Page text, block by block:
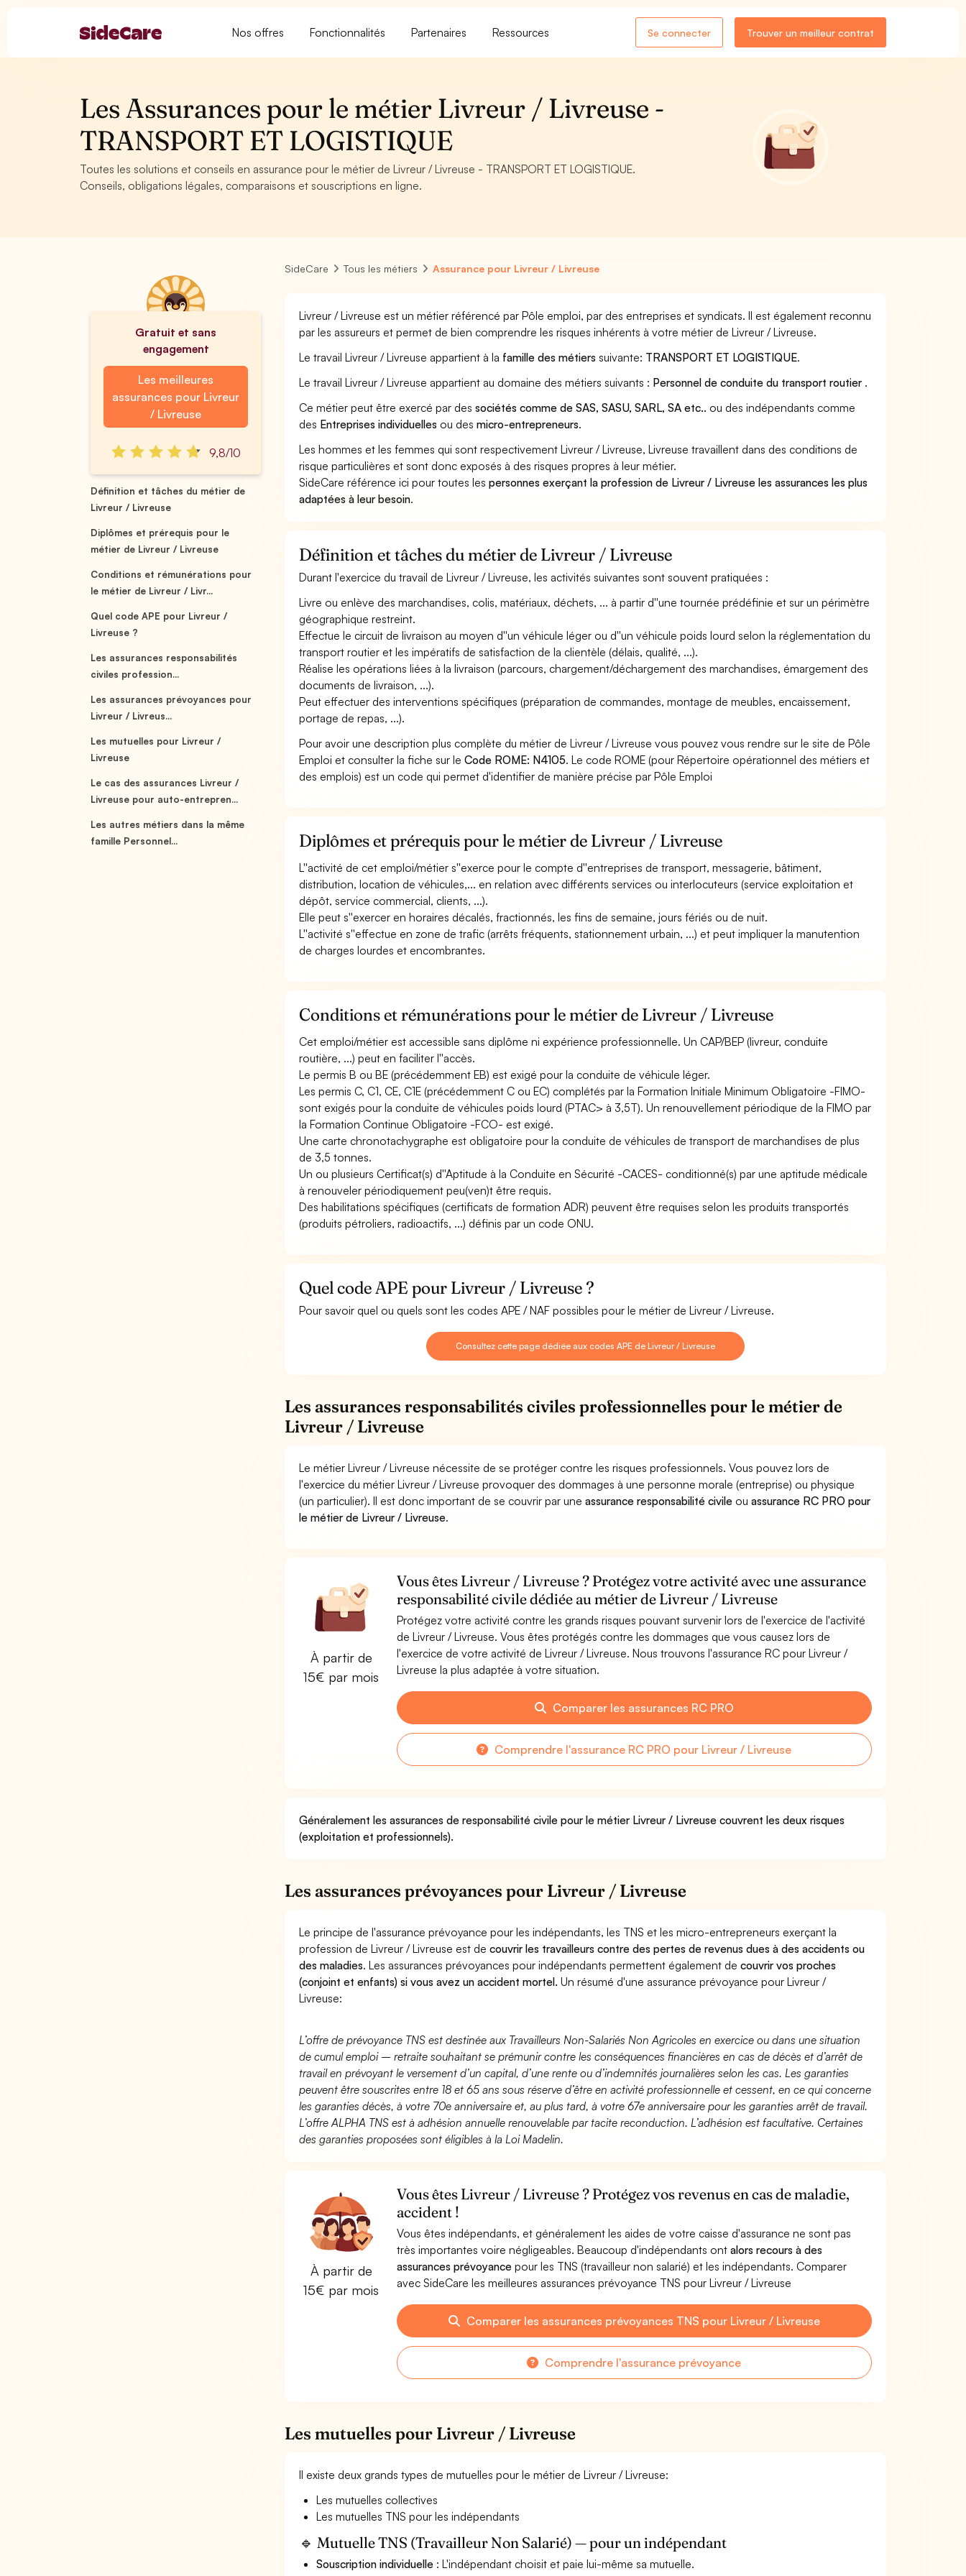
Nos offres Fonctionnalités Partenaires Ressources Se connecter Trouver un meilleur contrat
Les Assurances pour le métier Livreur / Livreuse -
TRANSPORT ET LOGISTIQUE
Toutes les solutions et conseils en assurance pour le métier de Livreur / Livreuse - TRANSPORT ET LOGISTIQUE.
Conseils, obligations légales, comparaisons et souscriptions en ligne.
Gratuit et sans
engagement
Les meilleures
assurances pour Livreur
/ Livreuse
9,8/10
Définition et tâches du métier de
Livreur / Livreuse
Diplômes et prérequis pour le
métier de Livreur / Livreuse
Conditions et rémunérations pour
le métier de Livreur / Livr...
Quel code APE pour Livreur /
Livreuse ?
Les assurances responsabilités
civiles profession...
Les assurances prévoyances pour
Livreur / Livreus...
Les mutuelles pour Livreur /
Livreuse
Le cas des assurances Livreur /
Livreuse pour auto-entrepren...
Les autres métiers dans la même
famille Personnel...
SideCare Tous les métiers Assurance pour Livreur / Livreuse
Livreur / Livreuse est un métier référencé par Pôle emploi, par des entreprises et syndicats. Il est également reconnu
par les assureurs et permet de bien comprendre les risques inhérents à votre métier de Livreur / Livreuse.
Le travail Livreur / Livreuse appartient à la famille des métiers suivante: TRANSPORT ET LOGISTIQUE.
Le travail Livreur / Livreuse appartient au domaine des métiers suivants : Personnel de conduite du transport routier .
Ce métier peut être exercé par dessociétés comme de SAS, SASU, SARL, SA etc.. ou des indépendants comme
des Entreprises individuelles ou desmicro-entrepreneurs.
Les hommes et les femmes qui sont respectivement Livreur / Livreuse, Livreuse travaillent dans des conditions de
risque particulières et sont donc exposés à des risques propres à leur métier.
SideCare référence ici pour toutes lespersonnes exerçant la profession de Livreur / Livreuse les assurances les plus
adaptées à leur besoin.
Définition et tâches du métier de Livreur / Livreuse
Durant l'exercice du travail de Livreur / Livreuse, les activités suivantes sont souvent pratiquées :
Livre ou enlève des marchandises, colis, matériaux, déchets, ... à partir d''une tournée prédéfinie et sur un périmètre
géographique restreint.
Effectue le circuit de livraison au moyen d''un véhicule léger ou d''un véhicule poids lourd selon la réglementation du
transport routier et les impératifs de satisfaction de la clientèle (délais, qualité, ...).
Réalise les opérations liées à la livraison (parcours, chargement/déchargement des marchandises, émargement des
documents de livraison, ...).
Peut effectuer des interventions spécifiques (préparation de commandes, montage de meubles, encaissement,
portage de repas, ...).
Pour avoir une description plus complète du métier de Livreur / Livreuse vous pouvez vous rendre sur le site de Pôle
Emploi et consulter la fiche sur leCode ROME: N4105. Le code ROME (pour Répertoire opérationnel des métiers et
des emplois) est un code qui permet d'identifier de manière précise par Pôle Emploi
Diplômes et prérequis pour le métier de Livreur / Livreuse
L''activité de cet emploi/métier s''exerce pour le compte d''entreprises de transport, messagerie, bâtiment,
distribution, location de véhicules,... en relation avec différents services ou interlocuteurs (service exploitation et
dépôt, service commercial, clients, ...).
Elle peut s''exercer en horaires décalés, fractionnés, les fins de semaine, jours fériés ou de nuit.
L''activité s''effectue en zone de trafic (arrêts fréquents, stationnement urbain, ...) et peut impliquer la manutention
de charges lourdes et encombrantes.
Conditions et rémunérations pour le métier de Livreur / Livreuse
Cet emploi/métier est accessible sans diplôme ni expérience professionnelle. Un CAP/BEP (livreur, conduite
routière, ...) peut en faciliter l''accès.
Le permis B ou BE (précédemment EB) est exigé pour la conduite de véhicule léger.
Les permis C, C1, CE, C1E (précédemment C ou EC) complétés par la Formation Initiale Minimum Obligatoire -FIMO-
sont exigés pour la conduite de véhicules poids lourd (PTAC> à 3,5T). Un renouvellement périodique de la FIMO par
la Formation Continue Obligatoire -FCO- est exigé.
Une carte chronotachygraphe est obligatoire pour la conduite de véhicules de transport de marchandises de plus
de 3,5 tonnes.
Un ou plusieurs Certificat(s) d''Aptitude à la Conduite en Sécurité -CACES- conditionné(s) par une aptitude médicale
à renouveler périodiquement peu(ven)t être requis.
Des habilitations spécifiques (certificats de formation ADR) peuvent être requises selon les produits transportés
(produits pétroliers, radioactifs, ...) définis par un code ONU.
Quel code APE pour Livreur / Livreuse ?
Pour savoir quel ou quels sont les codes APE / NAF possibles pour le métier de Livreur / Livreuse.
Consultez cette page dédiée aux codes APE de Livreur / Livreuse
Les assurances responsabilités civiles professionnelles pour le métier de
Livreur / Livreuse
Le métier Livreur / Livreuse nécessite de se protéger contre les risques professionnels. Vous pouvez lors de
l'exercice du métier Livreur / Livreuse provoquer des dommages à une personne morale (entreprise) ou physique
(un particulier). Il est donc important de se couvrir par uneassurance responsabilité civile ouassurance RC PRO pour
le métier de Livreur / Livreuse.
À partir de
15€ par mois
Vous êtes Livreur / Livreuse ? Protégez votre activité avec une assurance
responsabilité civile dédiée au métier de Livreur / Livreuse
Protégez votre activité contre les grands risques pouvant survenir lors de l'exercice de l'activité
de Livreur / Livreuse. Vous êtes protégés contre les dommages que vous causez lors de
l'exercice de votre activité de Livreur / Livreuse. Nous trouvons l'assurance RC pour Livreur /
Livreuse la plus adaptée à votre situation.
Comparer les assurances RC PRO
Comprendre l'assurance RC PRO pour Livreur / Livreuse
Généralement les assurances de responsabilité civile pour le métier Livreur / Livreuse couvrent les deux risques
(exploitation et professionnels).
Les assurances prévoyances pour Livreur / Livreuse
Le principe de l'assurance prévoyance pour les indépendants, les TNS et les micro-entrepreneurs exerçant la
profession de Livreur / Livreuse est decouvrir les travailleurs contre des pertes de revenus dues à des accidents ou
des maladies. Les assurances prévoyances pour indépendants permettent également decouvrir vos proches
(conjoint et enfants) si vous avez un accident mortel. Un résumé d'une assurance prévoyance pour Livreur /
Livreuse:
L’offre de prévoyance TNS est destinée aux Travailleurs Non-Salariés Non Agricoles en exercice ou dans une situation
de cumul emploi – retraite souhaitant se prémunir contre les conséquences financières en cas de décès et d’arrêt de
travail en prévoyant le versement d’un capital, d’une rente ou d’indemnités journalières selon les cas. Les garanties
peuvent être souscrites entre 18 et 65 ans sous réserve d’être en activité professionnelle et cessent, en ce qui concerne
les garanties décès, à votre 70e anniversaire et, au plus tard, à votre 67e anniversaire pour les garanties arrêt de travail.
L’offre ALPHA TNS est à adhésion annuelle renouvelable par tacite reconduction. L’adhésion est facultative. Certaines
des garanties proposées sont éligibles à la Loi Madelin.
À partir de
15€ par mois
Vous êtes Livreur / Livreuse ? Protégez vos revenus en cas de maladie,
accident !
Vous êtes indépendants, et généralement les aides de votre caisse d'assurance ne sont pas
très importantes voire négligeables. Beaucoup d'indépendants ont alors recours à des
assurances prévoyancepour les TNS (travailleur non salarié) et les indépendants. Comparer
avec SideCare les meilleures assurances prévoyance TNS pour Livreur / Livreuse
Comparer les assurances prévoyances TNS pour Livreur / Livreuse
Comprendre l'assurance prévoyance
Les mutuelles pour Livreur / Livreuse
Il existe deux grands types de mutuelles pour le métier de Livreur / Livreuse:
Les mutuelles collectives
Les mutuelles TNS pour les indépendants
🔹 Mutuelle TNS (Travailleur Non Salarié) — pour un indépendant
Souscription individuelle : L'indépendant choisit et paie lui-même sa mutuelle.